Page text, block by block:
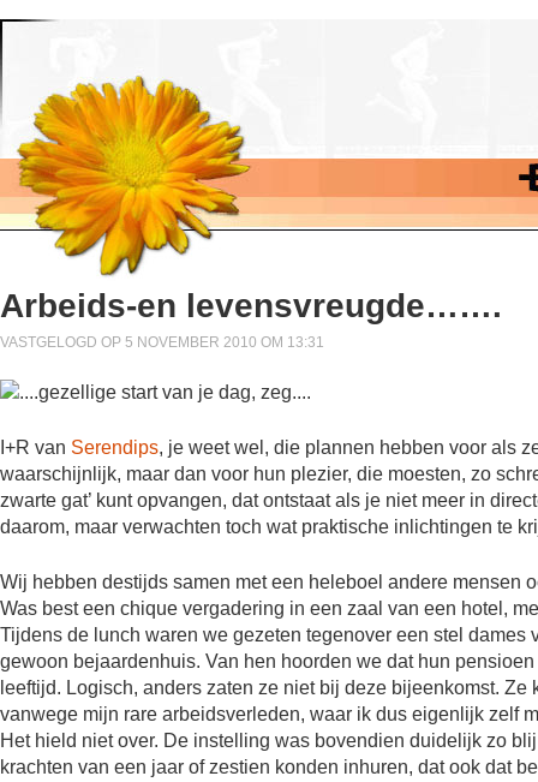
Arbeids-en levensvreugde…….
VASTGELOGD OP 5 NOVEMBER 2010 OM 13:31
I+R van Serendips, je weet wel, die plannen hebben voor als
waarschijnlijk, maar dan voor hun plezier, die moesten, zo
zwarte gat’ kunt opvangen, dat ontstaat als je niet meer in
daarom, maar verwachten toch wat praktische inlichtingen te
Wij hebben destijds samen met een heleboel andere mensen
Was best een chique vergadering in een zaal van een hotel,
Tijdens de lunch waren we gezeten tegenover een stel
gewoon bejaardenhuis. Van hen hoorden we dat hun
leeftijd. Logisch, anders zaten ze niet bij deze bijeenkomst.
vanwege mijn rare arbeidsverleden, waar ik dus eigenlijk zelf
Het hield niet over. De instelling was bovendien duidelijk zo
krachten van een jaar of zestien konden inhuren, dat ook dat